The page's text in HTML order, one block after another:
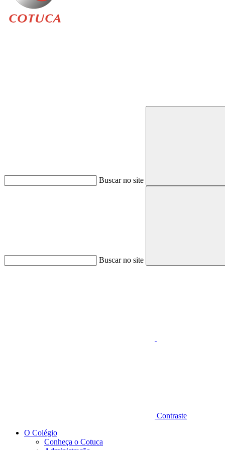
Buscar no site
Buscar no site
Contraste
O Colégio
Conheça o Cotuca